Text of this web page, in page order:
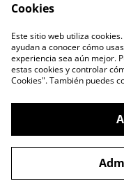
Política de
Política de
Cookies
Este sitio web utiliza
ayudan a conocer cómo
experiencia sea aún mejor.
estas cookies y controlar
Cookies". También puedes